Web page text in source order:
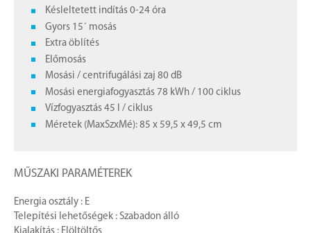
Késleltetett indítás 0-24 óra
Gyors 15´ mosás
Extra öblítés
Előmosás
Mosási / centrifugálási zaj 80 dB
Mosási energiafogyasztás 78 kWh / 100 ciklus
Vízfogyasztás 45 l / ciklus
Méretek (MaxSzxMé): 85 x 59,5 x 49,5 cm
MŰSZAKI PARAMÉTEREK
Energia osztály : E
Telepítési lehetőségek : Szabadon álló